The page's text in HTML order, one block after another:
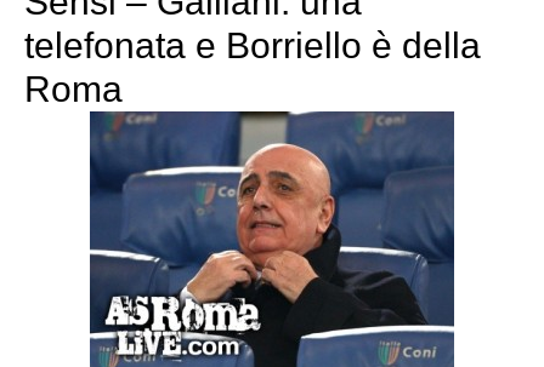
telefonata e Borriello è della
Roma